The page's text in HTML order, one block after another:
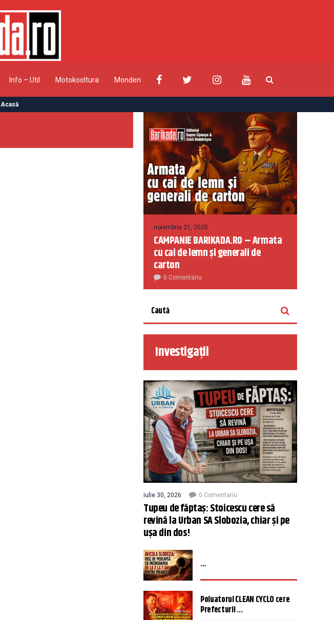
Info – Util Motokooltura Monden
Acasă
noiembrie 21, 2025
CAMPANIE BARIKADA.RO – Armata
cu cai de lemn și generali de
carton
0 Comentariu
Investigații
iulie 30, 2026 0 Comentariu
Tupeu de făptaș: Stoicescu cere să
revină la Urban SA Slobozia, chiar și pe
ușa din dos!
...
Poluatorul CLEAN CYCLO cere
Prefecturii ...